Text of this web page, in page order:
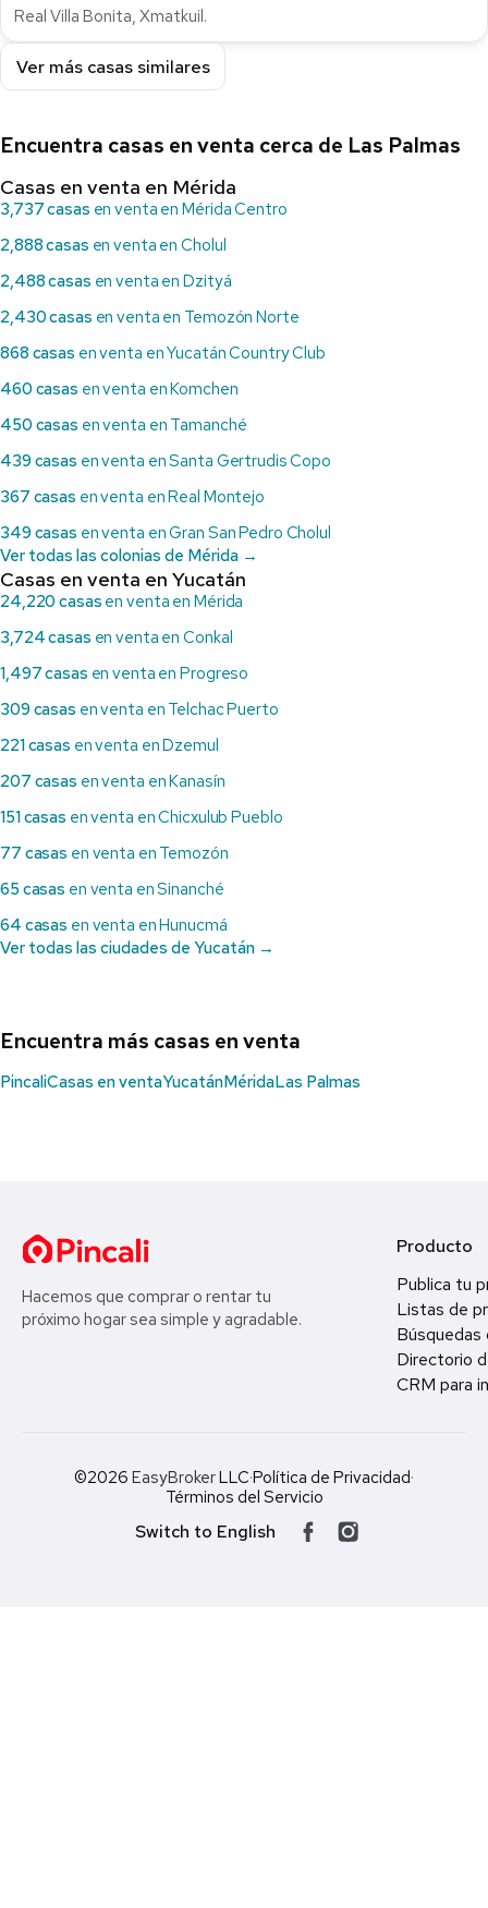
Real Villa Bonita, Xmatkuil.
Ver más casas similares
Encuentra casas en venta cerca de Las Palmas
Casas en venta en Mérida
3,737 casas en venta en Mérida Centro
2,888 casas en venta en Cholul
2,488 casas en venta en Dzityá
2,430 casas en venta en Temozón Norte
868 casas en venta en Yucatán Country Club
460 casas en venta en Komchen
450 casas en venta en Tamanché
439 casas en venta en Santa Gertrudis Copo
367 casas en venta en Real Montejo
349 casas en venta en Gran San Pedro Cholul
Ver todas las colonias de Mérida →
Casas en venta en Yucatán
24,220 casas en venta en Mérida
3,724 casas en venta en Conkal
1,497 casas en venta en Progreso
309 casas en venta en Telchac Puerto
221 casas en venta en Dzemul
207 casas en venta en Kanasín
151 casas en venta en Chicxulub Pueblo
77 casas en venta en Temozón
65 casas en venta en Sinanché
64 casas en venta en Hunucmá
Ver todas las ciudades de Yucatán →
Encuentra más casas en venta
PincaliCasas en ventaYucatánMéridaLas Palmas
Hacemos que comprar o rentar tu
próximo hogar sea simple y agradable.
Producto
Publica tu
Listas de
Búsquedas
Directorio
CRM para
©2026 EasyBrokerLLC·Política de Privacidad·
Términos del Servicio
Switch to English